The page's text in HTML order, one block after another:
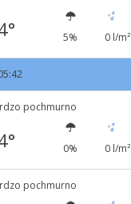
5% 0 l/m²
pochmurno
0% 0 l/m²
pochmurno